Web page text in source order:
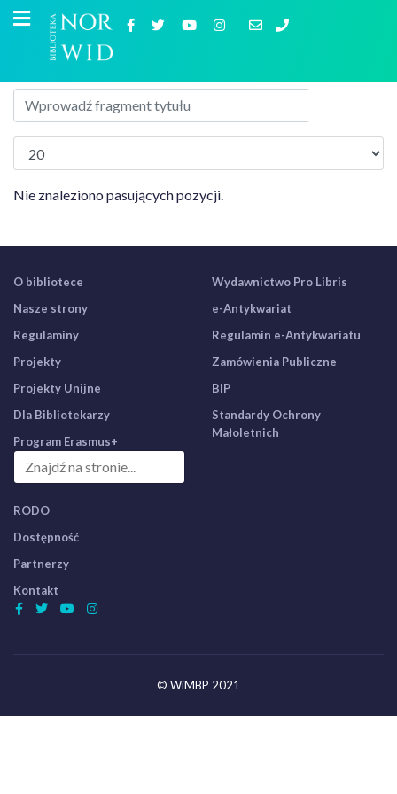
Nie znaleziono pasujących pozycji.
O bibliotece
Nasze strony
Regulaminy
Projekty
Projekty Unijne
Dla Bibliotekarzy
Program Erasmus+
Wydawnictwo Pro Libris
e-Antykwariat
Regulamin e-Antykwariatu
Zamówienia Publiczne
BIP
Standardy Ochrony
Małoletnich
RODO
Dostępność
Partnerzy
Kontakt
© WiMBP 2021